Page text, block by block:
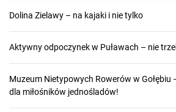
Dolina Zielawy – na kajaki i nie tylko
Aktywny odpoczynek w Puławach – nie
Muzeum Nietypowych Rowerów w
dla miłośników jednośladów!